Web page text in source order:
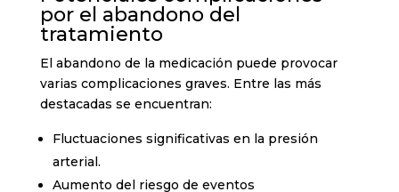
por el abandono del
tratamiento
El abandono de la medicación puede provocar
varias complicaciones graves. Entre las más
destacadas se encuentran:
Fluctuaciones significativas en la presión
arterial.
Aumento del riesgo de eventos